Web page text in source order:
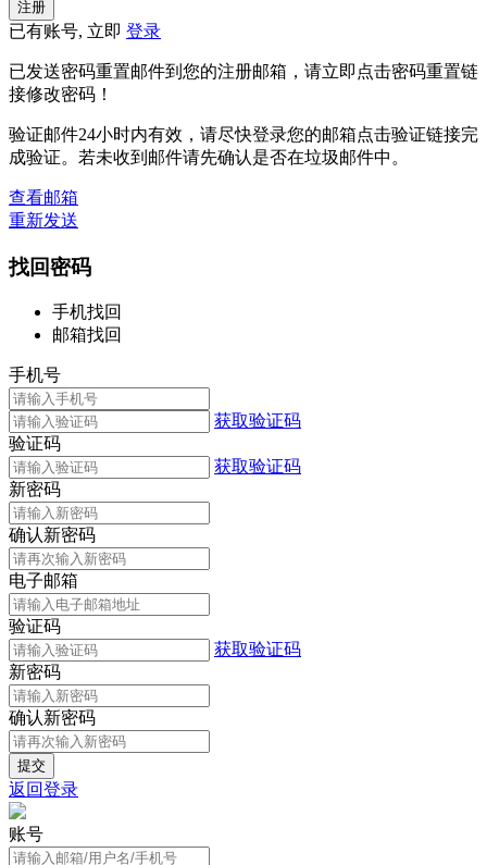
已有账号, 立即 登录
已发送密码重置邮件到您的注册邮箱，请立即点击密码重置链
接修改密码！
验证邮件24小时内有效，请尽快登录您的邮箱点击验证链接完
成验证。若未收到邮件请先确认是否在垃圾邮件中。
查看邮箱
重新发送
找回密码
手机找回
邮箱找回
手机号
获取验证码
验证码
获取验证码
新密码
确认新密码
电子邮箱
验证码
获取验证码
新密码
确认新密码
返回登录
账号